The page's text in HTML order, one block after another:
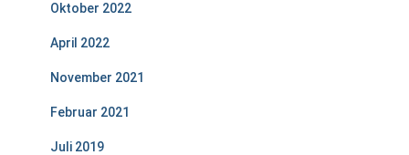
Oktober 2022
April 2022
November 2021
Februar 2021
Juli 2019